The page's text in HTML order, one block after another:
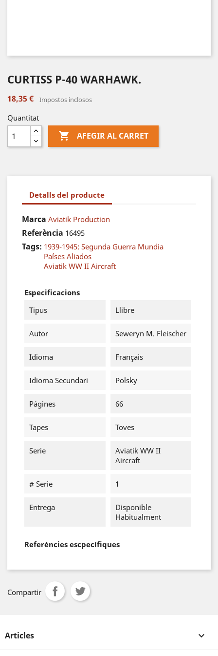
CURTISS P-40 WARHAWK.
18,35 € Impostos inclosos
Quantitat
 AFEGIR AL CARRET
Detalls del producte
Marca Aviatik Production
Referència 16495
Tags: 1939-1945: Segunda Guerra Mundia
Países Aliados
Aviatik WW II Aircraft
Especificacions
Tipus
Llibre
Autor Seweryn M. Fleischer
Idioma Français
Idioma Secundari Polsky
Págines 66
Tapes Toves
Serie
Aviatik WW II
Aircraft
# Serie 1
Entrega
Disponible
Habitualment
Referéncies escpecífiques
Compartir
Articles 